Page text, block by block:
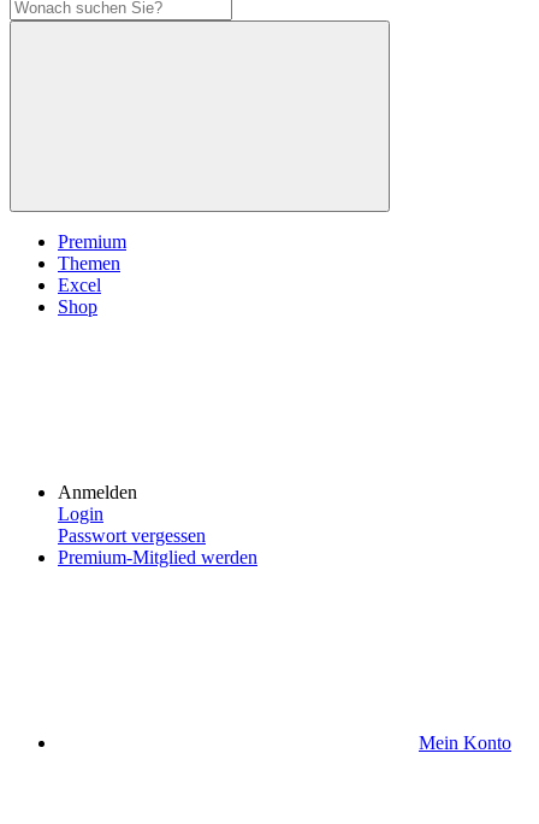
Premium
Themen
Excel
Shop
Anmelden
Login
Passwort vergessen
Premium-Mitglied werden
Mein Konto